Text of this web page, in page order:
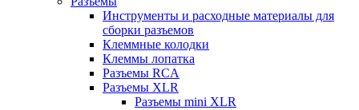
Инструменты и расходные материалы для
сборки разъемов
Клеммные колодки
Клеммы лопатка
Разъемы RCA
Разъемы XLR
Разъемы mini XLR